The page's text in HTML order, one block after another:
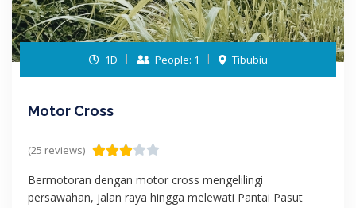
1D People: 1 Tibubiu
Motor Cross
(25 reviews)
Bermotoran dengan motor cross mengelilingi
persawahan, jalan raya hingga melewati Pantai Pasut